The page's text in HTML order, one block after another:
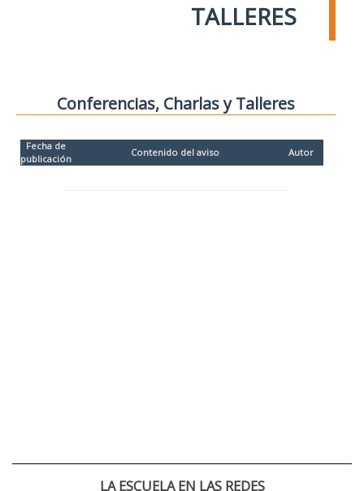
TALLERES
Conferencias, Charlas y Talleres
Fecha de
publicación
Contenido del aviso Autor
LA ESCUELA EN LAS REDES